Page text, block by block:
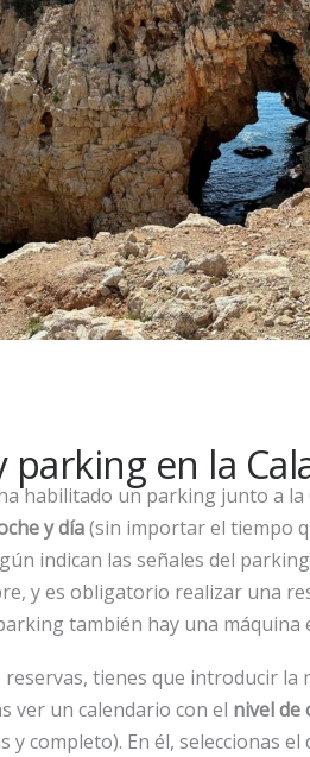
parking en la
habilitado un parking junto a
y día(sin importar el tiempo
indican las señales del
y es obligatorio realizar una
también hay una máquina
reservas, tienes que introducir la
ver un calendario con el nivel de
y completo). En él, seleccionas